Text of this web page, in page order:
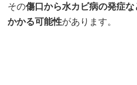
その傷口から水カビ病の発症
かかる可能性があります。